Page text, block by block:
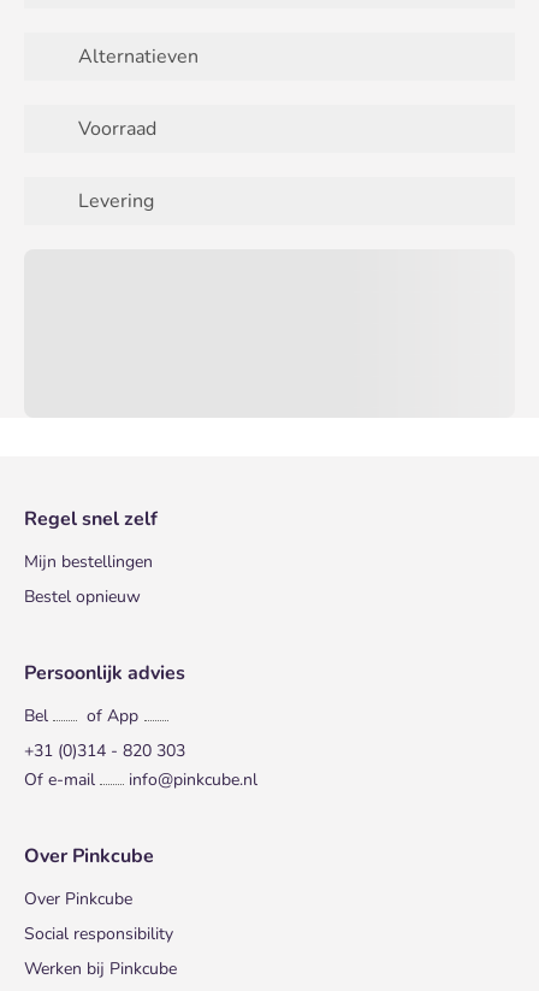
Alternatieven
Voorraad
Levering
Regel snel zelf
Mijn bestellingen
Bestel opnieuw
Persoonlijk advies
Bel
of App
+31 (0)314 - 820 303
Of e-mail
info@pinkcube.nl
Over Pinkcube
Over Pinkcube
Social responsibility
Werken bij Pinkcube